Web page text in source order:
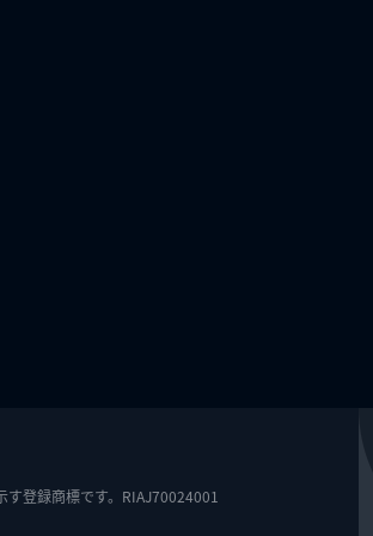
登録商標です。RIAJ70024001